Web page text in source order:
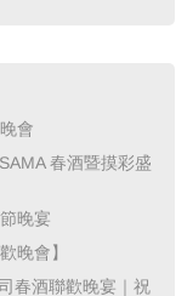
會
春酒暨摸彩盛
晚宴
晚會】
春酒聯歡晚宴｜祝